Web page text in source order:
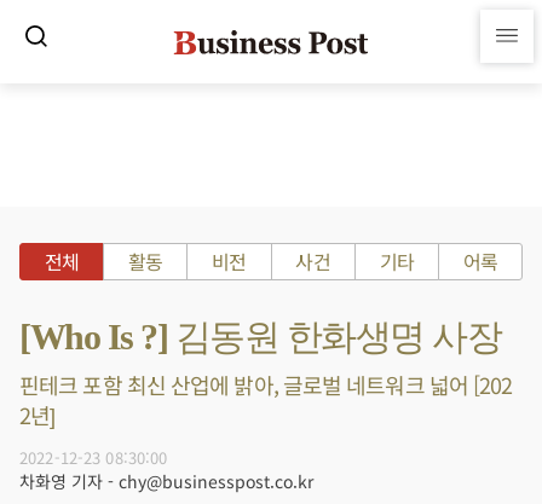
전체 활동 비전 사건 기타 어록
[Who Is ?] 김동원 한화생명 사장
핀테크 포함 최신 산업에 밝아, 글로벌 네트워크 넓어 [202
2년]
2022-12-23 08:30:00
차화영 기자 - chy@businesspost.co.kr